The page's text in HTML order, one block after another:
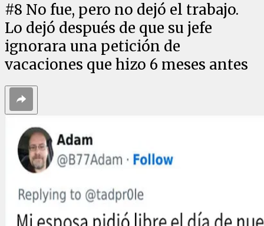
#8 No fue, pero no dejó el trabajo.
Lo dejó después de que su jefe
ignorara una petición de
vacaciones que hizo 6 meses antes